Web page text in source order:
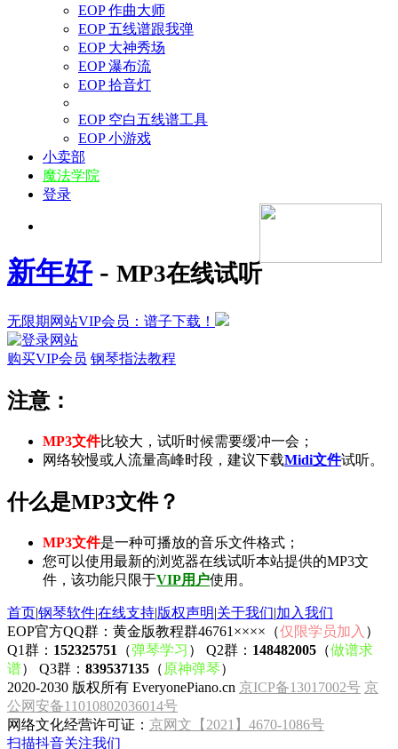
EOP 作曲大师
EOP 五线谱跟我弹
EOP 大神秀场
EOP 瀑布流
EOP 拾音灯
EOP 空白五线谱工具
EOP 小游戏
小卖部
魔法学院
登录
新年好- MP3在线试听
无限期网站VIP会员：谱子下载！
购买VIP会员 钢琴指法教程
注意：
MP3文件比较大，试听时候需要缓冲一会；
网络较慢或人流量高峰时段，建议下载Midi文件试听。
什么是MP3文件？
MP3文件是一种可播放的音乐文件格式；
您可以使用最新的浏览器在线试听本站提供的MP3文
件，该功能只限于VIP用户使用。
首页|钢琴软件|在线支持|版权声明|关于我们|加入我们
EOP官方QQ群：黄金版教程群46761××××（仅限学员加入 ）
Q1群： 152325751 （弹琴学习 ） Q2群： 148482005 （做谱求
谱） Q3群： 839537135 （ 原神弹琴）
2020-2030 版权所有 EveryonePiano.cn 京ICP备13017002号 京
公网安备11010802036014号
网络文化经营许可证： 京网文【2021】4670-1086号
扫描抖音关注我们